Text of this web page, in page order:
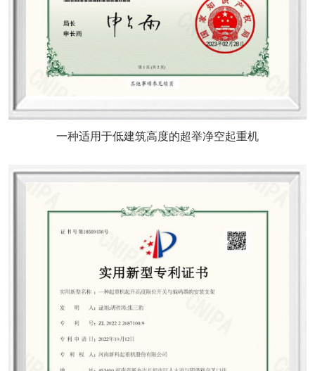
一种适用于低建筑高度的超举净空起重机